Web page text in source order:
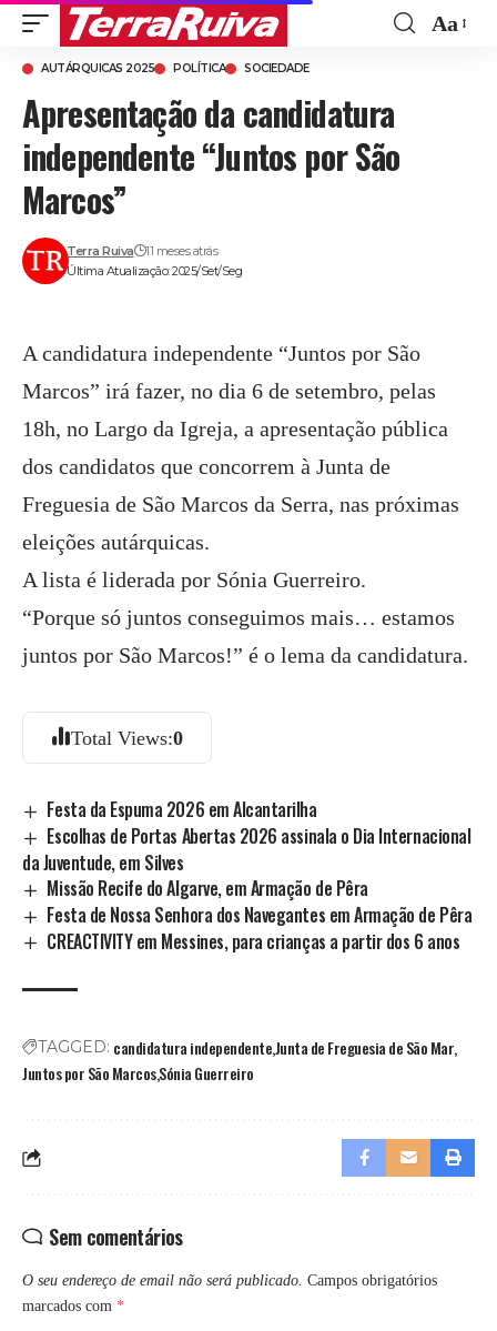
Aa
AUTÁRQUICAS 2025 POLÍTICA SOCIEDADE
Apresentação da candidatura
independente “Juntos por São
Marcos”
Última Atualização: 2025/Set/Seg
Terra Ruiva 11 meses atrás
A candidatura independente “Juntos por São
Marcos” irá fazer, no dia 6 de setembro, pelas
18h, no Largo da Igreja, a apresentação pública
dos candidatos que concorrem à Junta de
Freguesia de São Marcos da Serra, nas próximas
eleições autárquicas.
A lista é liderada por Sónia Guerreiro.
“Porque só juntos conseguimos mais… estamos
juntos por São Marcos!” é o lema da candidatura.
Total Views:0
Festa da Espuma 2026 em Alcantarilha
Escolhas de Portas Abertas 2026 assinala o Dia Internacional
da Juventude, em Silves
Missão Recife do Algarve, em Armação de Pêra
Festa de Nossa Senhora dos Navegantes em Armação de Pêra
CREACTIVITY em Messines, para crianças a partir dos 6 anos
TAGGED: candidatura independenteJunta de Freguesia de São Mar
Juntos por São MarcosSónia Guerreiro
Sem comentários
O seu endereço de email não será publicado. Campos obrigatórios
marcados com *